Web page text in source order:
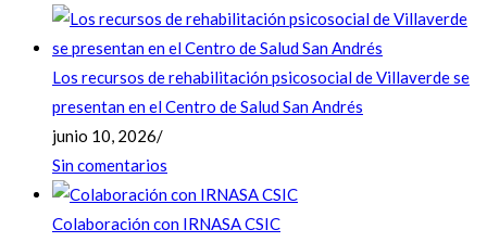
Los recursos de rehabilitación psicosocial de Villaverde se
presentan en el Centro de Salud San Andrés
junio 10, 2026/
Sin comentarios
Colaboración con IRNASA CSIC